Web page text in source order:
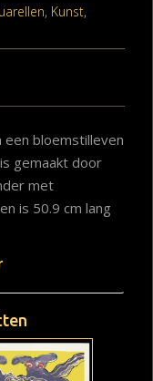
, Kunst,
een bloemstilleven
gemaakt door
met
is 50.9 cm lang